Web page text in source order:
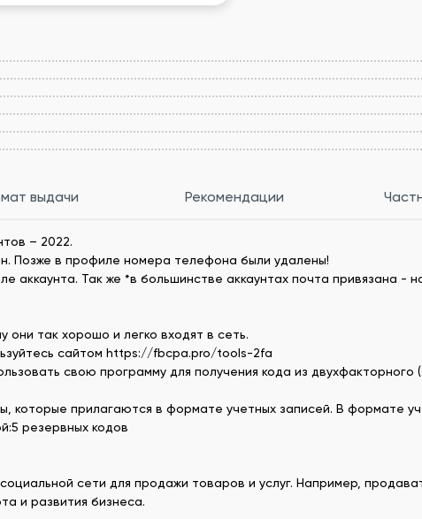
выдачи Рекомендации
– 2022.
Позже в профиле номера телефона были удалены!
аккаунта. Так же *в большинстве аккаунтах почта привязана -
они так хорошо и легко входят в сеть.
сайтом https://fbcpa.pro/tools-2fa
свою программу для получения кода из двухфакторного
которые прилагаются в формате учетных записей. В формате
резервных кодов
сети для продажи товаров и услуг. Например,
и развития бизнеса.